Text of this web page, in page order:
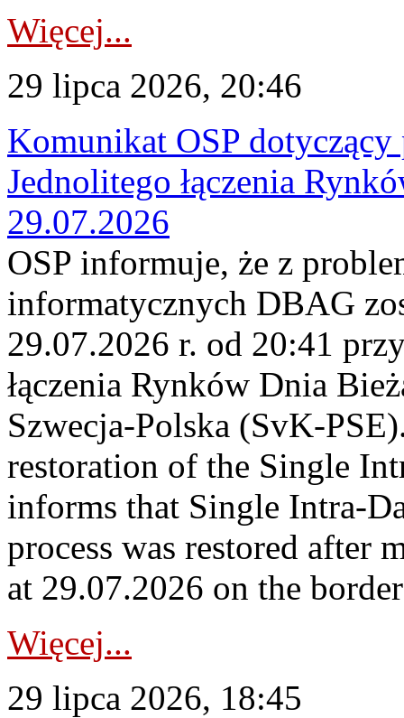
Więcej...
29 lipca 2026, 20:46
Komunikat OSP
Jednolitego łączenia
29.07.2026
OSP informuje, że z
informatycznych DBAG
29.07.2026 r. od 20:41
łączenia Rynków Dnia
Szwecja-Polska (SvK-
restoration of the Single
informs that Single Intra-
process was restored after
at 29.07.2026 on the
Więcej...
29 lipca 2026, 18:45